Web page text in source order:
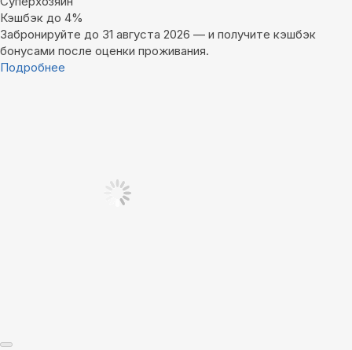
Кэшбэк до 4%
Забронируйте до 31 августа 2026 — и получите кэшбэк
бонусами после оценки проживания.
Подробнее